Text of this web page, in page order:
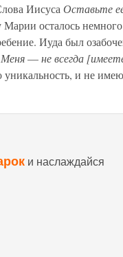
Иисуса Оставьте
Марии осталось
Иуда был
—не всегда
и не
и наслаждайся